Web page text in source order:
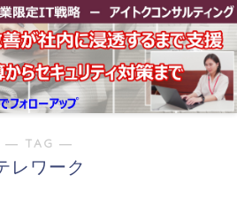
― TAG ―
レワーク